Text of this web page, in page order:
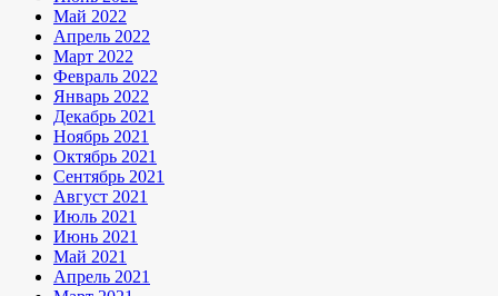
Май 2022
Апрель 2022
Март 2022
Февраль 2022
Январь 2022
Декабрь 2021
Ноябрь 2021
Октябрь 2021
Сентябрь 2021
Август 2021
Июль 2021
Июнь 2021
Май 2021
Апрель 2021